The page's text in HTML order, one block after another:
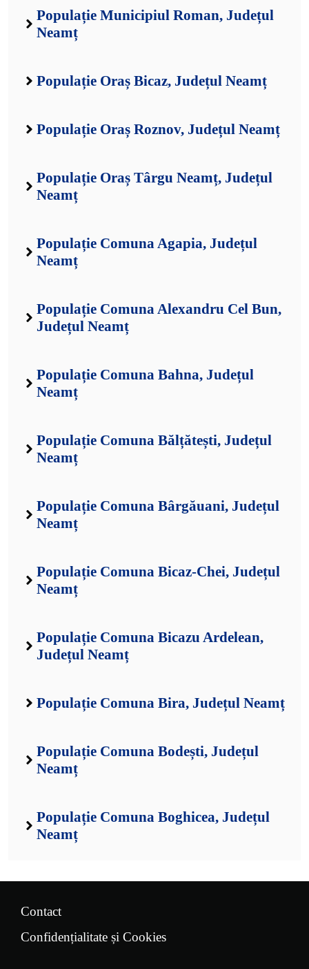
Populație Municipiul Roman, Județul
Neamț
Populație Oraș Bicaz, Județul Neamț
Populație Oraș Roznov, Județul Neamț
Populație Oraș Târgu Neamț, Județul
Neamț
Populație Comuna Agapia, Județul
Neamț
Populație Comuna Alexandru Cel Bun,
Județul Neamț
Populație Comuna Bahna, Județul
Neamț
Populație Comuna Bălțătești, Județul
Neamț
Populație Comuna Bârgăuani, Județul
Neamț
Populație Comuna Bicaz-Chei, Județul
Neamț
Populație Comuna Bicazu Ardelean,
Județul Neamț
Populație Comuna Bira, Județul Neamț
Populație Comuna Bodești, Județul
Neamț
Populație Comuna Boghicea, Județul
Neamț
Contact
Confidențialitate și Cookies